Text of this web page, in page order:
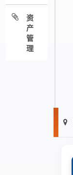
资
产
管
理